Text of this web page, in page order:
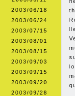
2003/06/18
2003/06/24
2003/07/15
2003/08/01
2003/08/15
2003/09/03
2003/09/15
2003/09/20
2003/09/28